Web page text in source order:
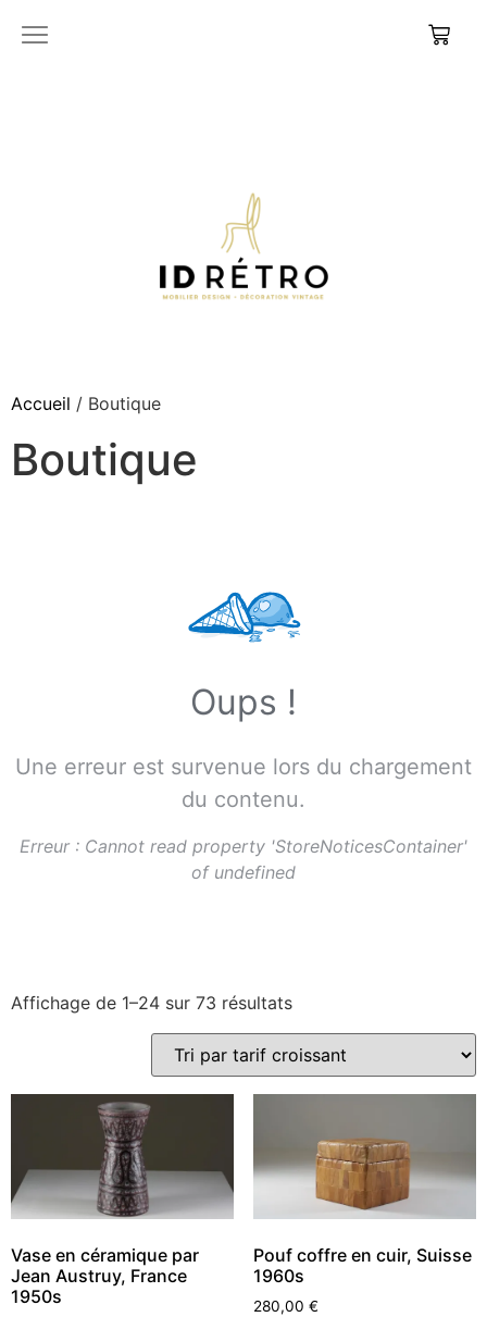
Accueil / Boutique
Boutique
Oups !
Une erreur est survenue lors du chargement
du contenu.
Erreur : Cannot read property 'StoreNoticesContainer'
of undefined
Affichage de 1–24 sur 73 résultats
Vase en céramique par
Jean Austruy, France
1950s
Pouf coffre en cuir, Suisse
1960s
280,00 €